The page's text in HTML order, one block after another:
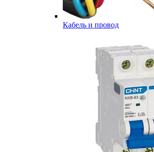
Кабель и провод